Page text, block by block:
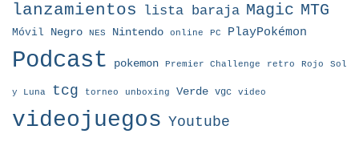
lanzamientos lista baraja Magic MTG
Móvil Negro NES Nintendo online PC PlayPokémon
Podcast pokemon Premier Challenge retro Rojo Sol
y Luna tcg torneo unboxing Verde vgc video
videojuegos Youtube